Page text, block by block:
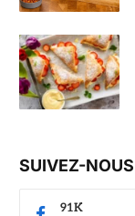
SUIVEZ-NOUS
91K